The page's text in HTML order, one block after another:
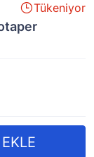
Tükeniyor